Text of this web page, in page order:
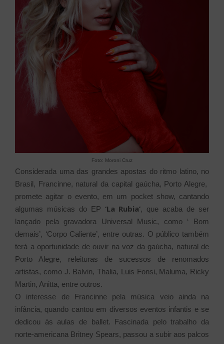
Foto: Moroni Cruz
Considerada uma das grandes apostas do ritmo latino, no
Brasil, Francinne, natural da capital gaúcha, Porto Alegre,
promete agitar o evento, em um pocket show, cantando
algumas músicas do EP ‘La Rubia’, que acaba de ser
lançado pela gravadora Universal Music, como ‘ Bom
demais’, ‘Corpo Caliente’, entre outras. O público também
terá a oportunidade de ouvir na voz da gaúcha, natural de
Porto Alegre, releituras de sucessos de renomados
artistas, como J. Balvin, Thalia, Luis Fonsi, Maluma, Ricky
Martin, Anitta, entre outros.
O interesse de Francinne pela música veio ainda na
infância, quando cantou em diversos eventos infantis e se
dedicou às aulas de ballet. Fascinada pelo trabalho da
norte-americana Britney Spears, passou a subir aos palcos